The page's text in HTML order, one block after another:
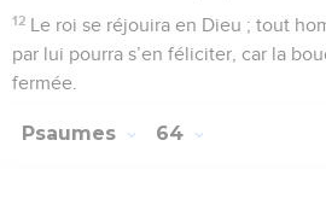
12 Le roi se réjouira en Dieu ; tout
par lui pourra s’en féliciter, car la
fermée.
Psaumes 64